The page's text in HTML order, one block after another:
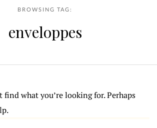
BROWSING TAG:
enveloppes
find what you’re looking for. Perhaps